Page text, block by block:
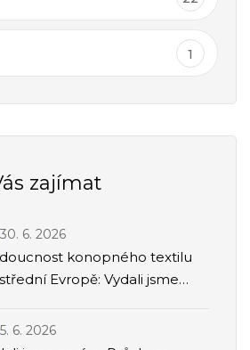
1
zajímat
30. 6. 2026
konopného textilu
Evropě: Vydali jsme
5. 6. 2026